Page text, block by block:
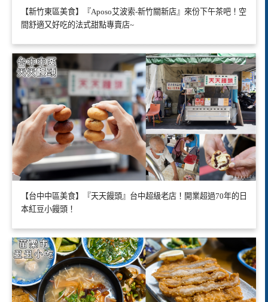
【新竹東區美食】『Aposo艾波索-新竹關新店』來份下午茶吧！空
間舒適又好吃的法式甜點專賣店~
【台中中區美食】『天天饅頭』台中超級老店！開業超過70年的日
本紅豆小饅頭！